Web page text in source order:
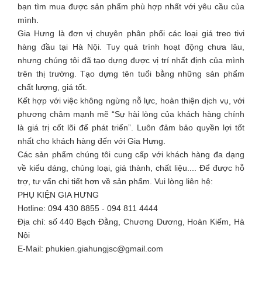
bạn tìm mua được sản phẩm phù hợp nhất với yêu cầu của
mình.
Gia Hưng là đơn vị chuyên phân phối các loại giá treo tivi
hàng đầu tại Hà Nội. Tuy quá trình hoạt động chưa lâu,
nhưng chúng tôi đã tạo dựng được vị trí nhất định của mình
trên thị trường. Tạo dựng tên tuổi bằng những sản phẩm
chất lượng, giá tốt.
Kết hợp với việc không ngừng nỗ lực, hoàn thiện dịch vụ, với
phương châm mạnh mẽ “Sự hài lòng của khách hàng chính
là giá trị cốt lõi để phát triển”. Luôn đảm bảo quyền lợi tốt
nhất cho khách hàng đến với Gia Hưng.
Các sản phẩm chúng tôi cung cấp với khách hàng đa dạng
về kiểu dáng, chủng loại, giá thành, chất liệu.... Để được hỗ
trợ, tư vấn chi tiết hơn về sản phẩm. Vui lòng liên hệ:
PHỤ KIỆN GIA HƯNG
Hotline: 094 430 8855 - 094 811 4444
Địa chỉ: số 440 Bạch Đằng, Chương Dương, Hoàn Kiếm, Hà
Nội
E-Mail: phukien.giahungjsc@gmail.com